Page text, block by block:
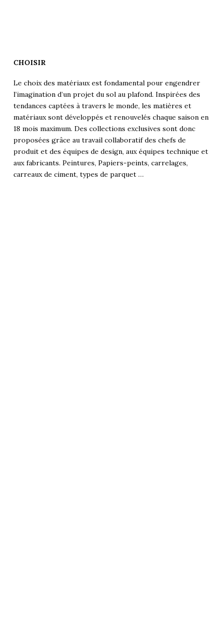
CHOISIR
Le choix des matériaux est fondamental pour engendrer
l’imagination d’un projet du sol au plafond. Inspirées des
tendances captées à travers le monde, les matières et
matériaux sont développés et renouvelés chaque saison en
18 mois maximum. Des collections exclusives sont donc
proposées grâce au travail collaboratif des chefs de
produit et des équipes de design, aux équipes technique et
aux fabricants. Peintures, Papiers-peints, carrelages,
carreaux de ciment, types de parquet …